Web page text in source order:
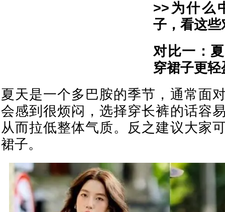
>>为什么
子，看这
对比一：
穿裙子更轻
夏天是一个多巴胺的季节，通常面
会感到很烦闷，选择穿长裤的话容
从而拉低整体气质。反之建议大家
裙子。